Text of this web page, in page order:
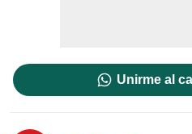
Unirme al